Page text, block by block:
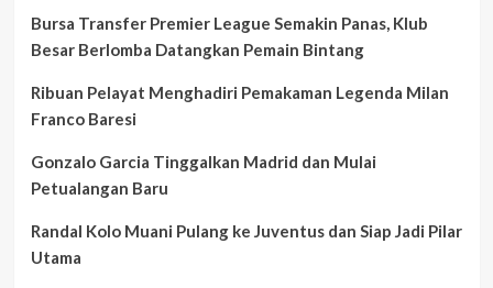
dan
Sorotan
di
PialaDuniaNews.com
Bursa Transfer Premier League Semakin Panas, Klub
Besar Berlomba Datangkan Pemain Bintang
Ribuan Pelayat Menghadiri Pemakaman Legenda Milan
Franco Baresi
Gonzalo Garcia Tinggalkan Madrid dan Mulai
Petualangan Baru
Randal Kolo Muani Pulang ke Juventus dan Siap Jadi Pilar
Utama